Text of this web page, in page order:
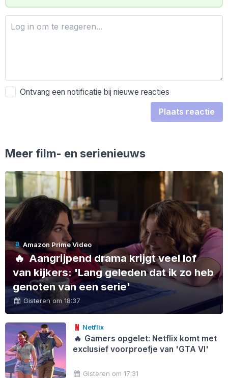
Ontvang een notificatie bij nieuwe reacties
Plaats reactie
Meer film- en serienieuws
Amazon Prime Video
🔥Aangrijpend drama krijgt veel lof
van kijkers: 'Lang geleden dat ik zo heb
genoten van een serie'
Gisteren om 18:37
Netflix
🔥 Gamers opgelet: Netflix komt met
exclusief voorproefje van 'GTA VI'
Gisteren om 17:31